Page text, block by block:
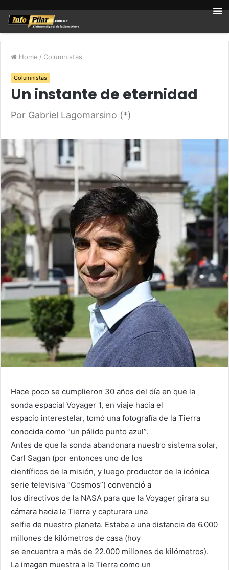
Home / Columnistas
Columnistas
Un instante de eternidad
Por Gabriel Lagomarsino (*)
Hace poco se cumplieron 30 años del día en que la
sonda espacial Voyager 1, en viaje hacia el
espacio interestelar, tomó una fotografía de la Tierra
conocida como “un pálido punto azul”.
Antes de que la sonda abandonara nuestro sistema solar,
Carl Sagan (por entonces uno de los
científicos de la misión, y luego productor de la icónica
serie televisiva “Cosmos”) convenció a
los directivos de la NASA para que la Voyager girara su
cámara hacia la Tierra y capturara una
selfie de nuestro planeta. Estaba a una distancia de 6.000
millones de kilómetros de casa (hoy
se encuentra a más de 22.000 millones de kilómetros).
La imagen muestra a la Tierra como un